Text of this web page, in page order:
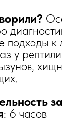
подходы к
у
: 6 часов